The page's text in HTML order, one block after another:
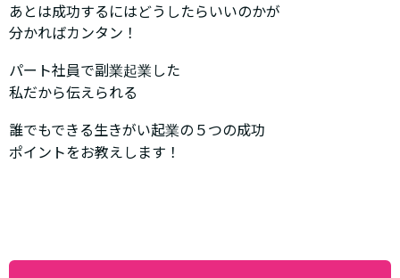
あとは成功するにはどうしたらいいのかが
分かればカンタン！
パート社員で副業起業した
私だから伝えられる
誰でもできる生きがい起業の５つの成功
ポイントをお教えします！